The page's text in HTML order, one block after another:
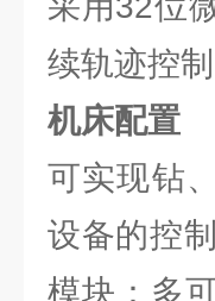
续轨迹控
机床配置
可实现钻
设备的控
模块：多